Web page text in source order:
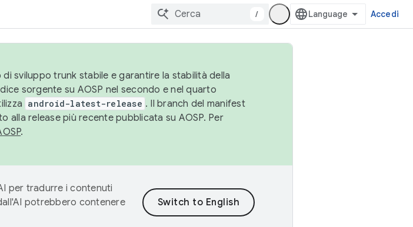
/ Accedi
sviluppo trunk stabile e garantire la stabilità della
sorgente su AOSP nel secondo e nel quarto
android-latest-release . Il branch del manifest
alla release più recente pubblicata su AOSP. Per
.
per tradurre i contenuti
potrebbero contenere